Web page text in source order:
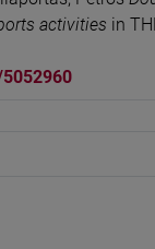
activities in